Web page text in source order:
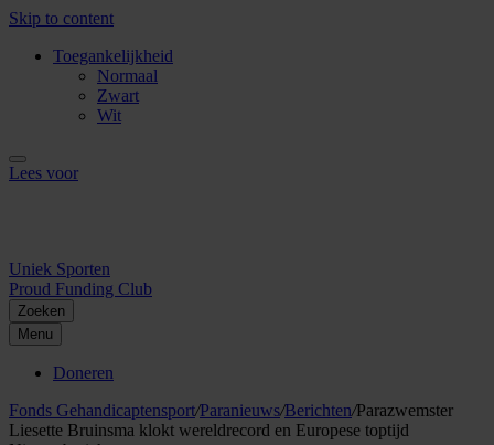
Skip to content
Toegankelijkheid
Normaal
Zwart
Wit
Lees voor
Uniek Sporten
Proud Funding Club
Zoeken
Menu
Doneren
Fonds Gehandicaptensport/Paranieuws/Berichten/Parazwemster
Liesette Bruinsma klokt wereldrecord en Europese toptijd